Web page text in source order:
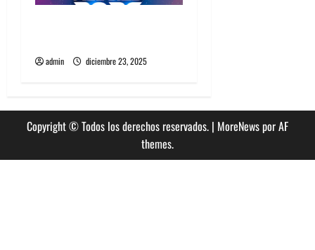
admin diciembre 23, 2025
Copyright © Todos los derechos reservados. | MoreNewspor AF
themes.